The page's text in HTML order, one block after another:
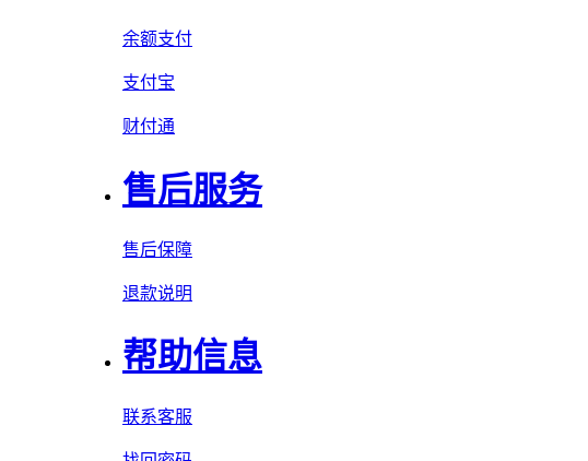
余额支付
支付宝
财付通
售后服务
售后保障
退款说明
帮助信息
联系客服